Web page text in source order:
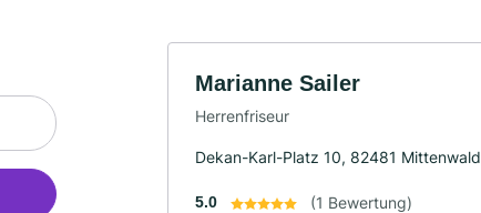
Marianne Sailer
Herrenfriseur
Dekan-Karl-Platz 10, 82481 Mittenwald
5.0 (1 Bewertung)